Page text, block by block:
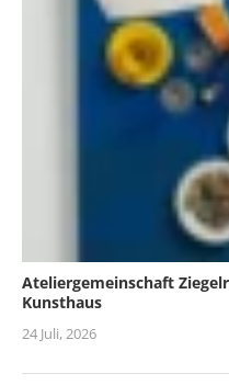
Ateliergemeinschaft
Kunsthaus
24 Juli, 2026